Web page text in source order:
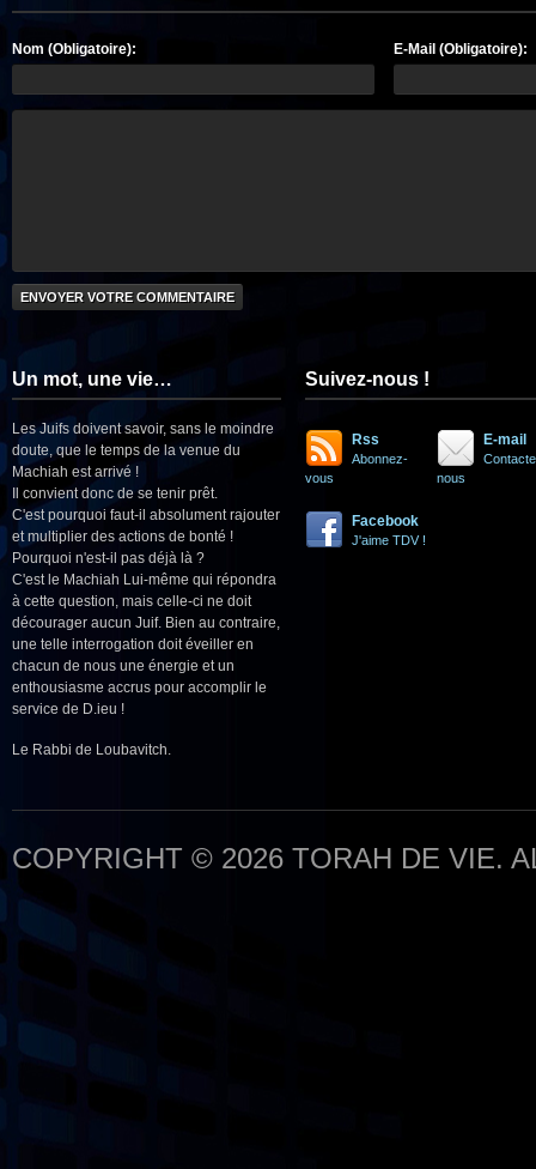
Nom (Obligatoire): E-Mail (Obligatoire):
Un mot, une vie…
Les Juifs doivent savoir, sans le moindre
doute, que le temps de la venue du
Machiah est arrivé !
Il convient donc de se tenir prêt.
C'est pourquoi faut-il absolument rajouter
et multiplier des actions de bonté !
Pourquoi n'est-il pas déjà là ?
C'est le Machiah Lui-même qui répondra
à cette question, mais celle-ci ne doit
décourager aucun Juif. Bien au contraire,
une telle interrogation doit éveiller en
chacun de nous une énergie et un
enthousiasme accrus pour accomplir le
service de D.ieu !
Le Rabbi de Loubavitch.
Suivez-nous !
Rss
Abonnez-
vous
E-mail
nous
Facebook
J'aime TDV !
COPYRIGHT © 2026 TORAH DE VIE.